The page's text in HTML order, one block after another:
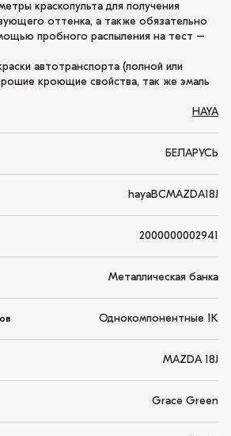
краскопульта для получения
оттенка, а также обязательно
пробного распыления на тест –
автотранспорта (полной или
кроющие свойства, так же эмаль
HAYA
БЕЛАРУСЬ
hayaBCMAZDA18J
2000000002941
Металлическая банка
Однокомпонентные 1K
MAZDA 18J
Grace Green